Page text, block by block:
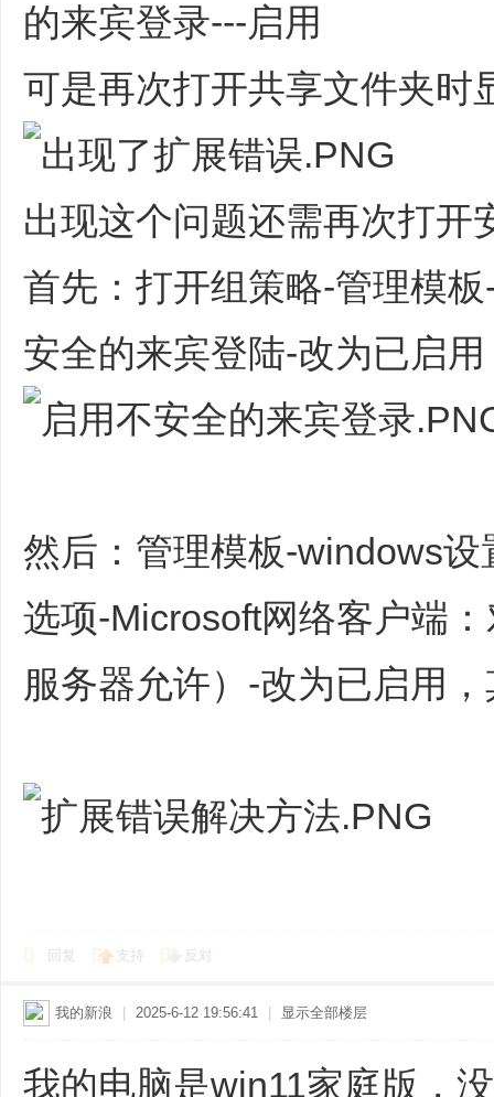
的来宾登录---启用
可是再次打开共享文件夹时
出现这个问题还需再次打开
首先：打开组策略-管理模
安全的来宾登陆-改为已启用
然后：管理模板-windows
选项-Microsoft网络客户端
服务器允许）-改为已启用
回复 支持 反对
我的新浪 2025-6-12 19:56:41 显示全部楼层
我的电脑是win11家庭版，